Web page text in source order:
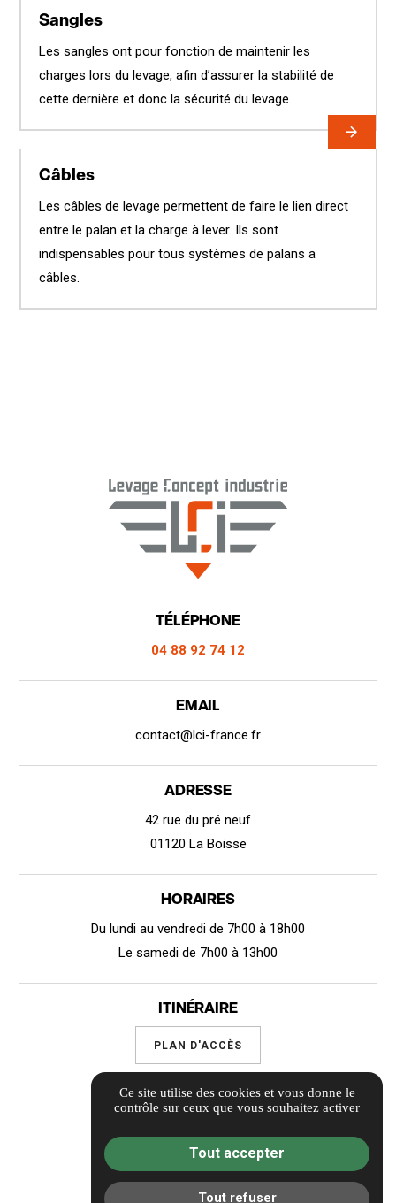
Sangles
Les sangles ont pour fonction de maintenir les
charges lors du levage, afin d’assurer la stabilité de
cette dernière et donc la sécurité du levage.
Câbles
Les câbles de levage permettent de faire le lien direct
entre le palan et la charge à lever. Ils sont
indispensables pour tous systèmes de palans a
câbles.
TÉLÉPHONE
04 88 92 74 12
EMAIL
contact@lci-france.fr
ADRESSE
42 rue du pré neuf
01120 La Boisse
HORAIRES
Du lundi au vendredi de 7h00 à 18h00
Le samedi de 7h00 à 13h00
ITINÉRAIRE
PLAN D'ACCÈS
Suivez-nous
Guide local
Informations complémentaires
Ce site utilise des cookies et vous donne le
contrôle sur ceux que vous souhaitez activer
Tout accepter
Tout refuser